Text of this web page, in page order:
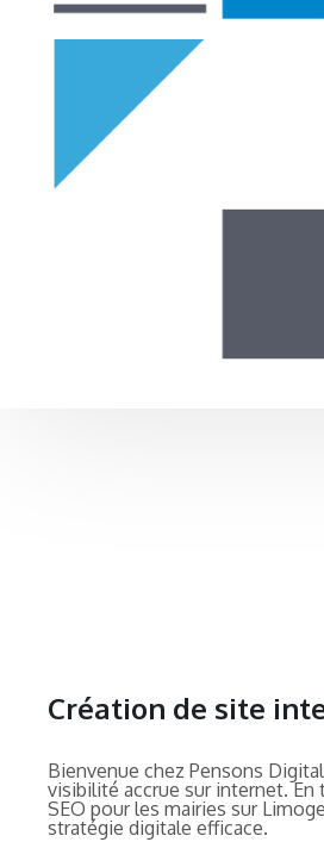
Création de site
Bienvenue chez Pensons
visibilité accrue sur internet.
SEO pour les mairies sur
stratégie digitale efficace.